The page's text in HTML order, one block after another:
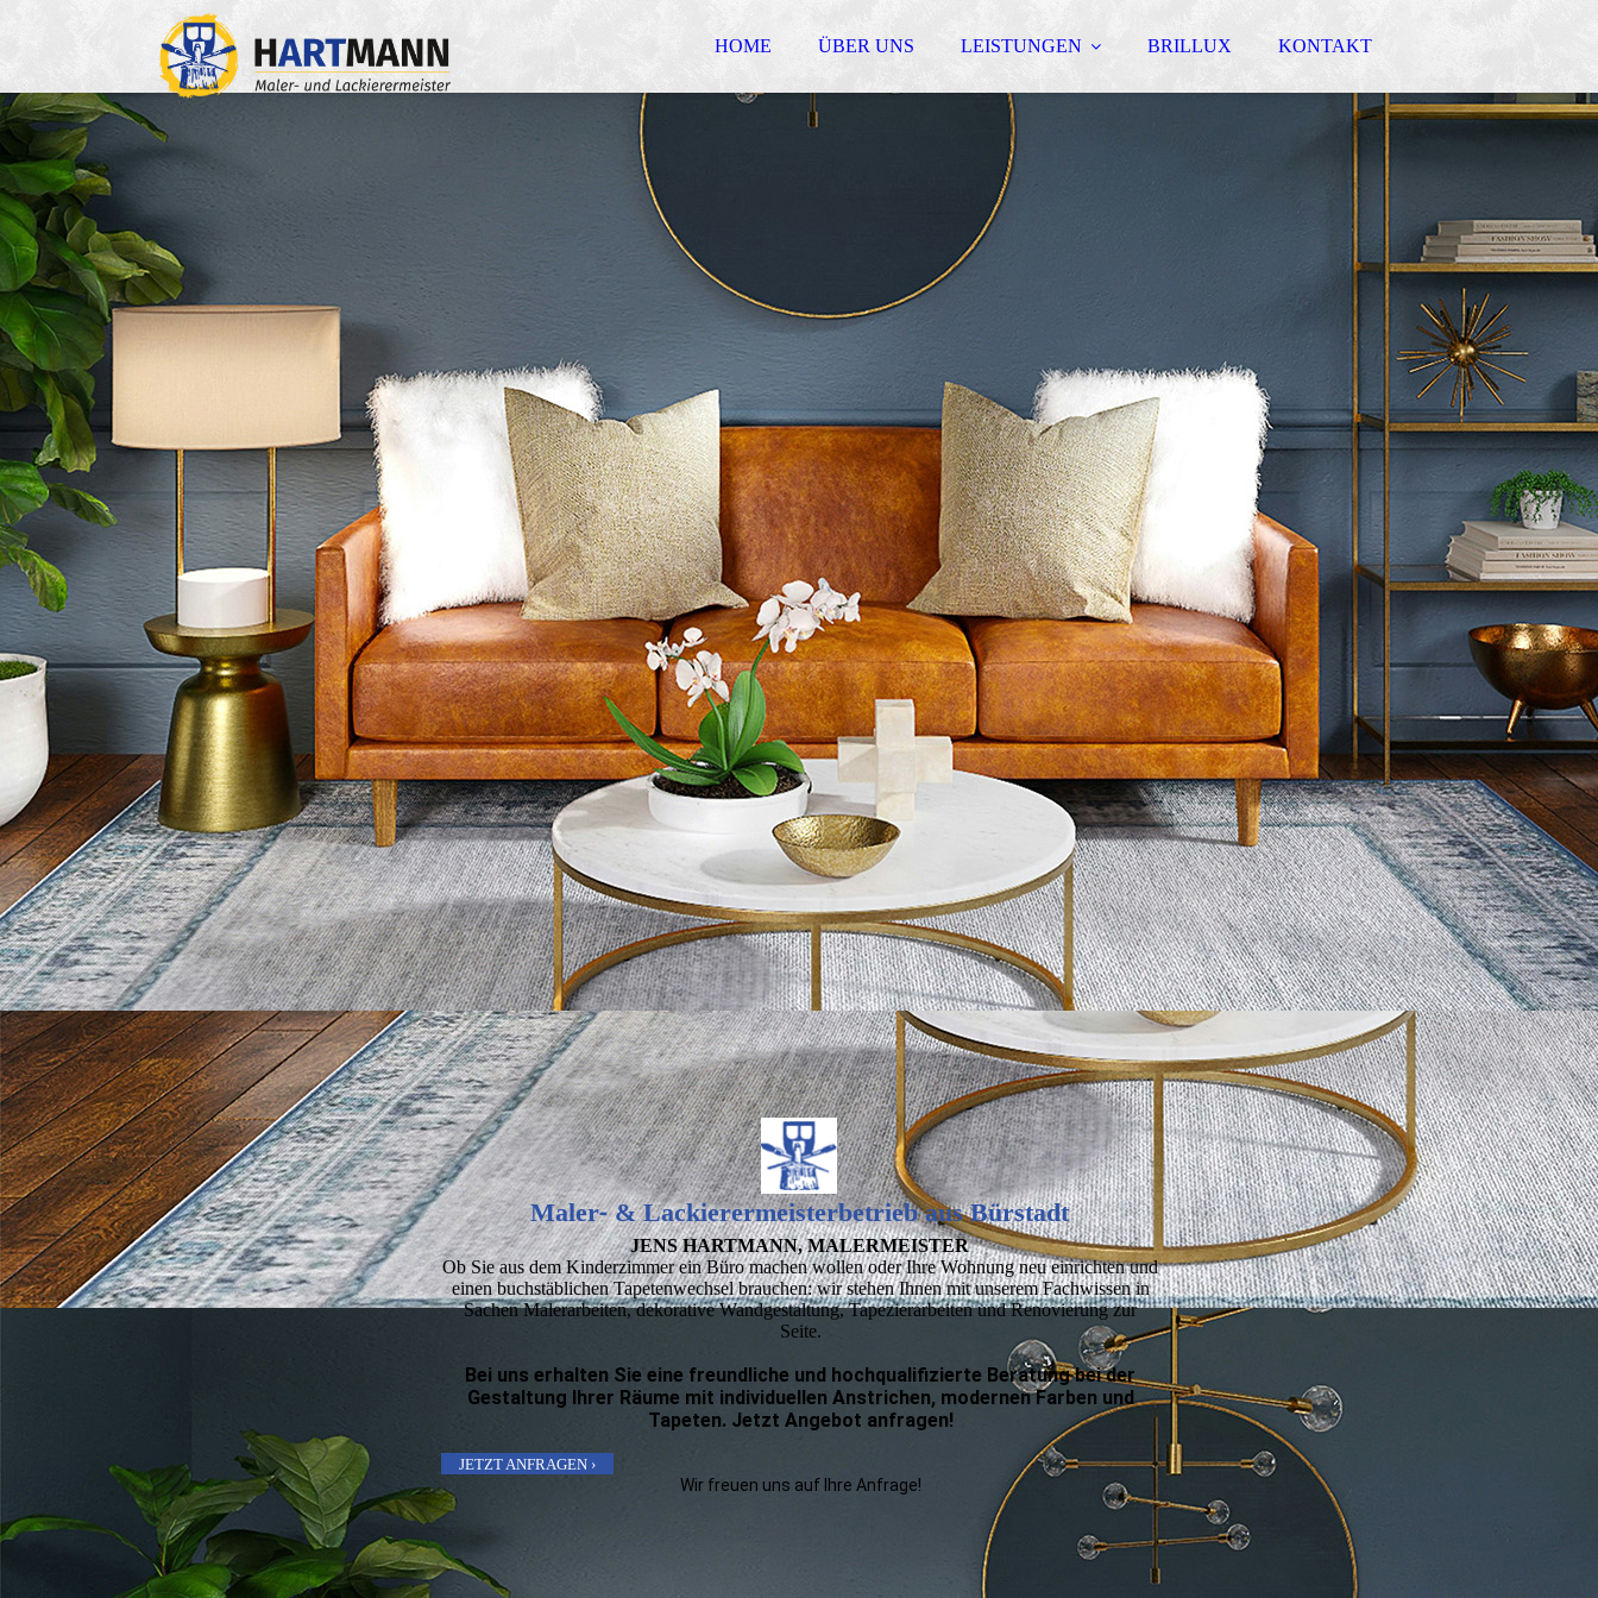
HOME ÜBER UNS LEISTUNGEN BRILLUX KONTAKT
Maler- & Lackierer­­meister­betrieb aus Bürstadt
JENS HARTMANN, MALER­MEISTER
Ob Sie aus dem Kinder­zimmer ein Büro machen wollen oder Ihre Wohnung neu einrichten und
einen buch­stäb­lichen Tapeten­wechsel brauchen: wir stehen Ihnen mit unserem Fach­wissen in
Sachen Maler­arbeiten, deko­rative Wand­gestaltung, Tapezier­arbeiten und Renovierung zur
Seite.
Bei uns erhalten Sie eine freundliche und hochqualifizierte Beratung bei der
Gestaltung Ihrer Räume mit individuellen Anstrichen, modernen Farben und
Tapeten. Jetzt Angebot anfragen!
JETZT ANFRAGEN ›
Wir freuen uns auf Ihre Anfrage!